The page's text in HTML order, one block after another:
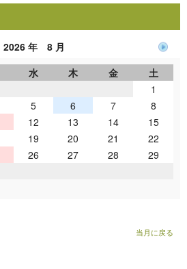
2026 年 8 月
水 木 金
土
1
5 6 7
8
12 13 14
15
19 20 21
22
26 27 28
29
当月に戻る